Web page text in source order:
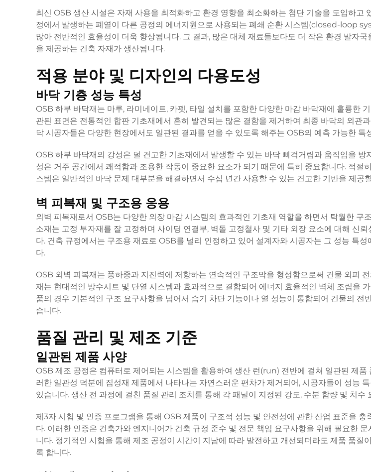
최신 OSB 생산 시설은 자재 사용을 최적화하고 환경 영향을 최소화하는 첨단 기술을 도입하고
정에서 발생하는 폐열이 다른 공정의 에너지원으로 사용되는 폐쇄 순환 시스템(closed-loop
많아 전반적인 효율성이 더욱 향상됩니다. 그 결과, 많은 대체 재료들보다도 더 작은 환경 발자
을 제공하는 건축 자재가 생산됩니다.
적용 분야 및 디자인의 다용도성
바닥 기층 성능 특성
OSB 하부 바닥재는 마루, 라미네이트, 카펫, 타일 설치를 포함한 다양한 마감 바닥재에 훌륭한
관된 표면은 전통적인 합판 기초재에서 흔히 발견되는 많은 결함을 제거하여 최종 바닥의 외관
닥 시공자들은 다양한 현장에서도 일관된 결과를 얻을 수 있도록 해주는 OSB의 예측 가능한 특
OSB 하부 바닥재의 강성은 덜 견고한 기초재에서 발생할 수 있는 바닥 삐걱거림과 움직임을 방
성은 거주 공간에서 쾌적함과 조용한 작동이 중요한 요소가 되기 때문에 특히 중요합니다. 적절
스템은 일반적인 바닥 문제 대부분을 해결하면서 수십 년간 사용할 수 있는 견고한 기반을 제공
벽 피복재 및 구조용 응용
외벽 피복재로서 OSB는 다양한 외장 마감 시스템의 효과적인 기초재 역할을 하면서 탁월한 구
소재는 고정 부자재를 잘 고정하며 사이딩 연결부, 벽돌 고정철사 및 기타 외장 요소에 대해 신
다. 건축 규정에서는 구조용 재료로 OSB를 널리 인정하고 있어 설계자와 시공자는 그 성능 특성
다.
OSB 외벽 피복재는 풍하중과 지진력에 저항하는 연속적인 구조막을 형성함으로써 건물 외피
재는 현대적인 방수시트 및 단열 시스템과 효과적으로 결합되어 에너지 효율적인 벽체 조립을
품의 경우 기본적인 구조 요구사항을 넘어서 습기 차단 기능이나 열 성능이 통합되어 건물의 전
습니다.
품질 관리 및 제조 기준
일관된 제품 사양
OSB 제조 공정은 컴퓨터로 제어되는 시스템을 활용하여 생산 런(run) 전반에 걸쳐 일관된 제품
러한 일관성 덕분에 집성재 제품에서 나타나는 자연스러운 편차가 제거되어, 시공자들이 성능
있습니다. 생산 전 과정에 걸친 품질 관리 조치를 통해 각 패널이 지정된 강도, 수분 함량 및 치수
제3자 시험 및 인증 프로그램을 통해 OSB 제품이 구조적 성능 및 안전성에 관한 산업 표준을 충
다. 이러한 인증은 건축가와 엔지니어가 건축 규정 준수 및 전문 책임 요구사항을 위해 필요한
니다. 정기적인 시험을 통해 제조 공정이 시간이 지남에 따라 발전하고 개선되더라도 제품 품질
록 합니다.